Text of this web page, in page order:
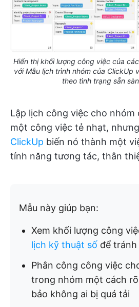
Hiển thị khối lượng công việc của
với Mẫu lịch trình nhóm của ClickUp
theo tình trạng sẵn
Lập lịch công việc cho nhóm
một công việc tẻ nhạt, nhưng
ClickUp biến nó thành một
tính năng tương tác, thân
Mẫu này giúp bạn:
Xem khối lượng công
lịch kỹ thuật số để tránh
Phân công công việc
trong nhóm một cách
bảo không ai bị quá tải